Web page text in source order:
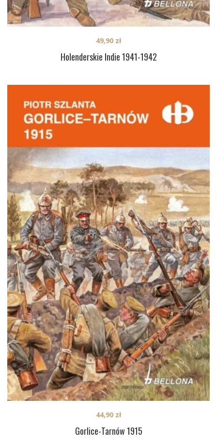
Holenderskie Indie 1941-1942
49,90 zł
Gorlice-Tarnów 1915
44,90 zł